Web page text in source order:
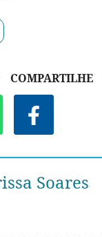
COMPARTILHE
Soares